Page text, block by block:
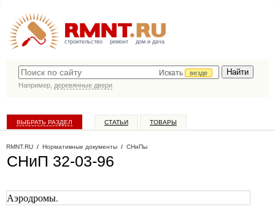
строительство ремонт дом и дача
Искать
везде
Например, деревянные двери
ВЫБРАТЬ РАЗДЕЛ СТАТЬИ ТОВАРЫ
RMNT.RU / Нормативные документы / СНиПы
СНиП 32-03-96
Аэродромы.